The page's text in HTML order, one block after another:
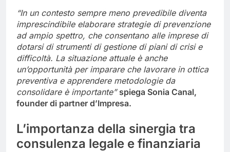
“In un contesto sempre meno prevedibile diventa
imprescindibile elaborare strategie di prevenzione
ad ampio spettro, che consentano alle imprese di
dotarsi di strumenti di gestione di piani di crisi e
difficoltà. La situazione attuale è anche
un’opportunità per imparare che lavorare in ottica
preventiva e apprendere metodologie da
consolidare è importante” spiega Sonia Canal,
founder di partner d’Impresa.
L’importanza della sinergia tra
consulenza legale e finanziaria